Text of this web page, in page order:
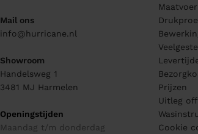
Mail ons
info@hurricane.nl
Showroom
Handelsweg 1
3481 MJ Harmelen
Openingstijden
Maandag t/m donderdag
Prijzen
Uitleg
Cookie